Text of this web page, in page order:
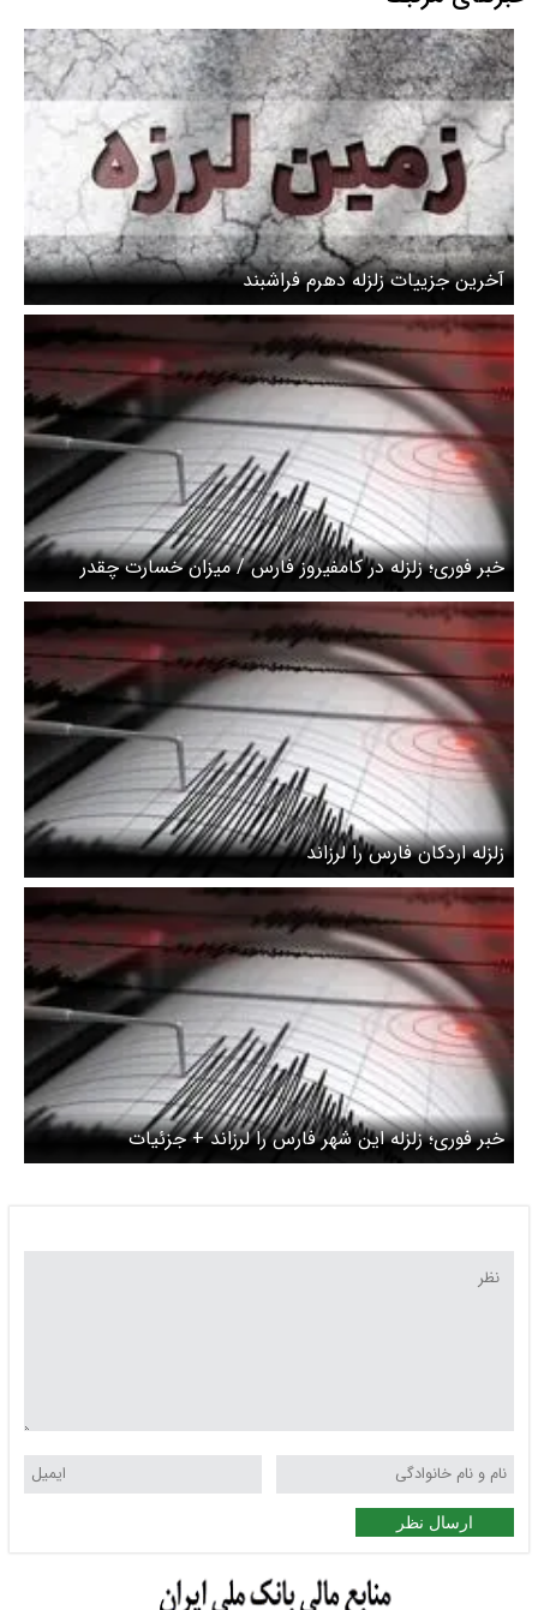
آخرین جزییات زلزله دهرم فراشبند
خبر فوری؛ زلزله در کامفیروز فارس / میزان خسارت چقدر
است؟
زلزله اردکان فارس را لرزاند
خبر فوری؛ زلزله این شهر فارس را لرزاند + جزئیات
ارسال نظر